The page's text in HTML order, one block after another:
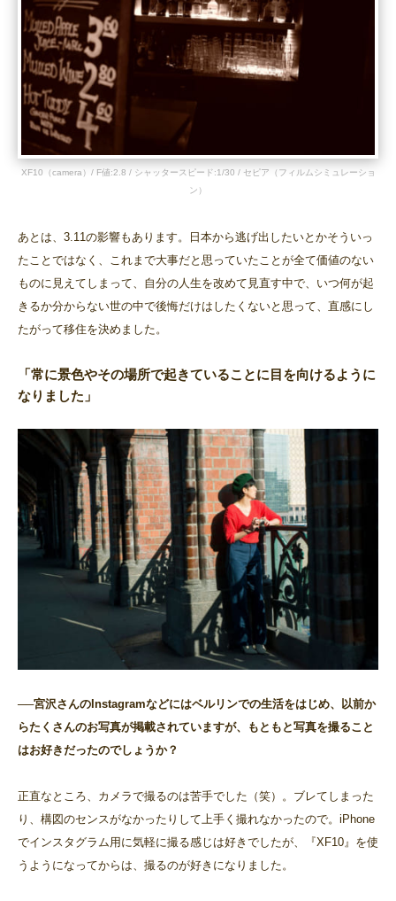
XF10（camera）/ F値:2.8 / シャッタースピード:1/30 / セピア（フィルムシミュレーショ
ン）
あとは、3.11の影響もあります。日本から逃げ出したいとかそういっ
たことではなく、これまで大事だと思っていたことが全て価値のない
ものに見えてしまって、自分の人生を改めて見直す中で、いつ何が起
きるか分からない世の中で後悔だけはしたくないと思って、直感にし
たがって移住を決めました。
「常に景色やその場所で起きていることに目を向けるように
なりました」
──宮沢さんのInstagramなどにはベルリンでの生活をはじめ、以前か
らたくさんのお写真が掲載されていますが、もともと写真を撮ること
はお好きだったのでしょうか？
正直なところ、カメラで撮るのは苦手でした（笑）。ブレてしまった
り、構図のセンスがなかったりして上手く撮れなかったので。iPhone
でインスタグラム用に気軽に撮る感じは好きでしたが、『XF10』を使
うようになってからは、撮るのが好きになりました。